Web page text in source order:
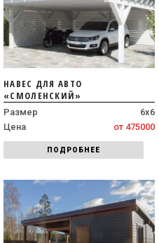
НАВЕС ДЛЯ АВТО
«СМОЛЕНСКИЙ»
Размер
6х6
Цена
от 475000
ПОДРОБНЕЕ